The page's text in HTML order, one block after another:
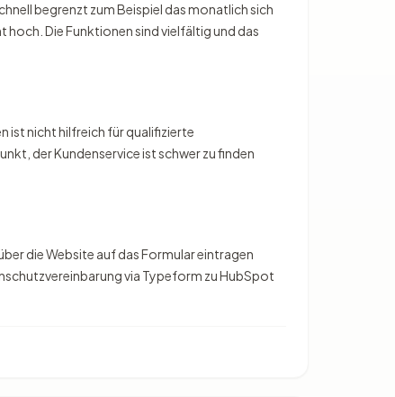
begrenzt zum Beispiel das monatlich sich
hoch. Die Funktionen sind vielfältig und das
ist nicht hilfreich für qualifizierte
der Kundenservice ist schwer zu finden
die Website auf das Formular eintragen
via Typeform zu HubSpot